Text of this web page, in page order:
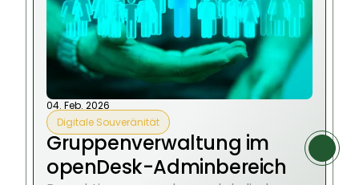
04. Feb. 2026
Digitale Souveränität
Gruppenverwaltung im
openDesk-Adminbereich